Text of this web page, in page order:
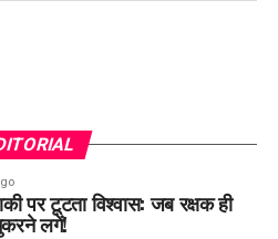
पर टूटता विश्वास: जब रक्षक ही
लगें!